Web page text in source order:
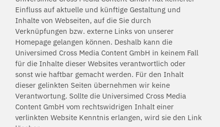
Einfluss auf aktuelle und künftige Gestaltung und
Inhalte von Webseiten, auf die Sie durch
Verknüpfungen bzw. externe Links von unserer
Homepage gelangen können. Deshalb kann die
Universimed Cross Media Content GmbH in keinem Fall
für die Inhalte dieser Websites verantwortlich oder
sonst wie haftbar gemacht werden. Für den Inhalt
dieser gelinkten Seiten übernehmen wir keine
Verantwortung. Sollte die Universimed Cross Media
Content GmbH vom rechtswidrigen Inhalt einer
verlinkten Website Kenntnis erlangen, wird sie den Link